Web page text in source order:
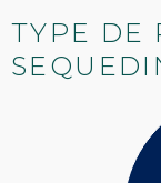
TYPE DE